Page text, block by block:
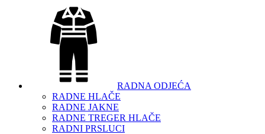
RADNA ODJEĆA
RADNE HLAČE
RADNE JAKNE
RADNE TREGER HLAČE
RADNI PRSLUCI